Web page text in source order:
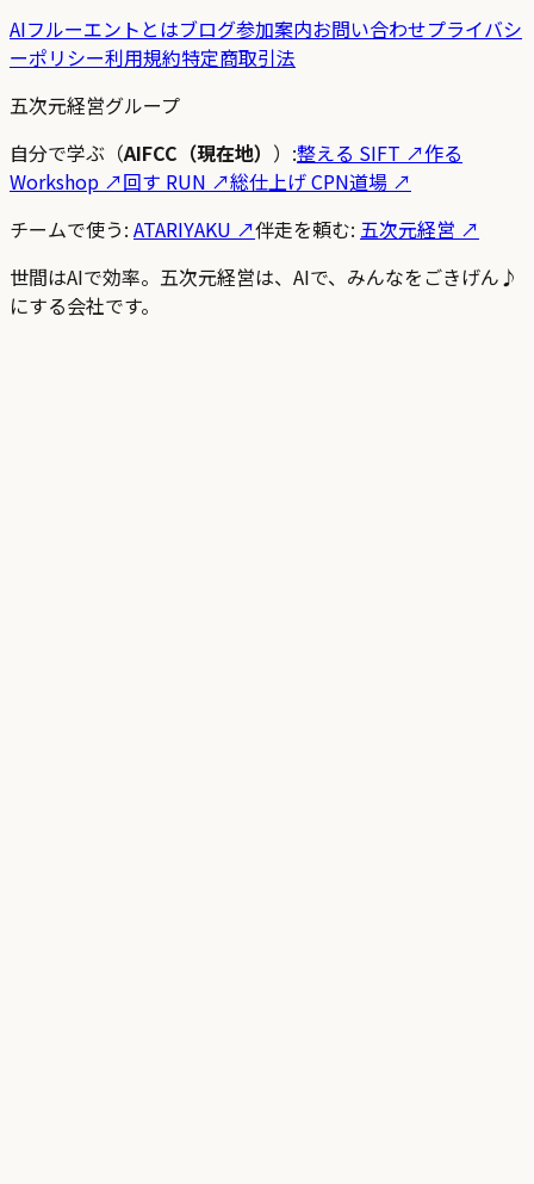
AIフルーエントとはブログ参加案内お問い合わせプライバシ
ーポリシー利用規約特定商取引法
五次元経営グループ
自分で学ぶ（AIFCC（現在地） ）:整える SIFT ↗作る
Workshop ↗回す RUN ↗総仕上げ CPN道場 ↗
チームで使う: ATARIYAKU ↗伴走を頼む: 五次元経営 ↗
世間はAIで効率。五次元経営は、AIで、みんなをごきげん♪
にする会社です。